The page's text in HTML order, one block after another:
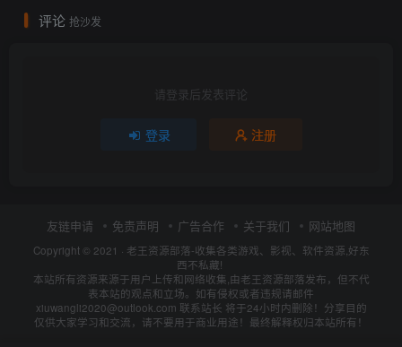
评论 抢沙发
请登录后发表评论
登录 注册
友链申请 免责声明 广告合作 关于我们 网站地图
Copyright © 2021 · 老王资源部落-收集各类游戏、影视、软件资源,好东
西不私藏!
本站所有资源来源于用户上传和网络收集,由老王资源部落发布，但不代
表本站的观点和立场。如有侵权或者违规请邮件
xiuwangli2020@outlook.com 联系站长 将于24小时内删除！分享目的
仅供大家学习和交流，请不要用于商业用途！最终解释权归本站所有！